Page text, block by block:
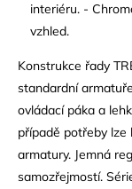
interiéru. -
vzhled.
Konstrukce řady
standardní
ovládací páka a
případě potřeby lze
armatury. Jemná
samozřejmostí.